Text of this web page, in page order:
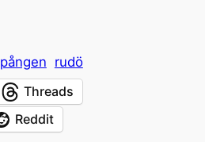
rudö
Threads
Reddit